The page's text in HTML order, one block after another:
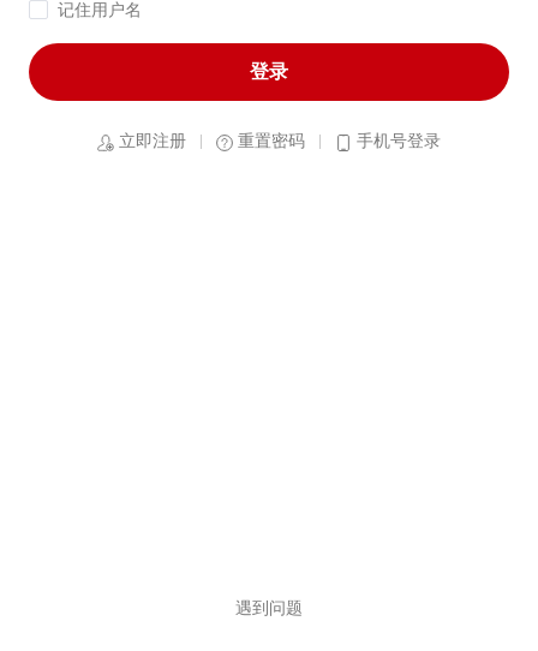
记住用户名
登录
立即注册 重置密码 手机号登录
遇到问题